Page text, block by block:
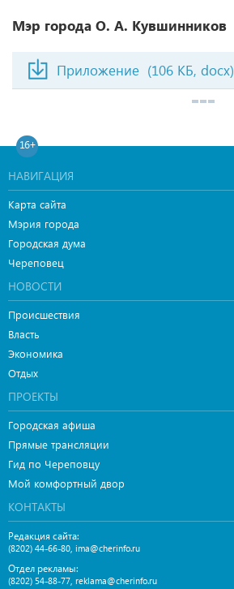
Мэр города О. А. Кувшинников
Приложение (106 КБ, docx)
16+
НАВИГАЦИЯ
Карта сайта
Мэрия города
Городская дума
Череповец
НОВОСТИ
Происшествия
Власть
Экономика
Отдых
ПРОЕКТЫ
Городская афиша
Прямые трансляции
Гид по Череповцу
Мой комфортный двор
КОНТАКТЫ
Редакция сайта:
(8202) 44-66-80, ima@cherinfo.ru
Отдел рекламы:
(8202) 54-88-77, reklama@cherinfo.ru